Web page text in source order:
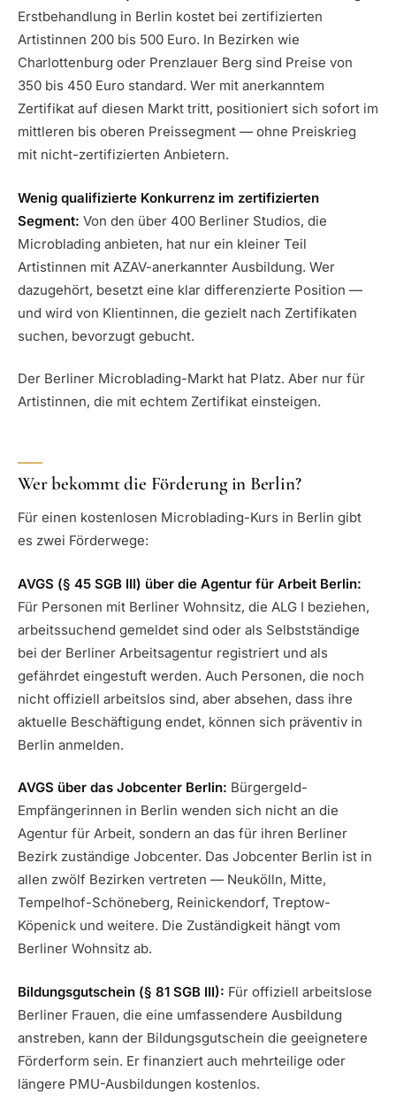
Erstbehandlung in Berlin kostet bei zertifizierten
Artistinnen 200 bis 500 Euro. In Bezirken wie
Charlottenburg oder Prenzlauer Berg sind Preise von
350 bis 450 Euro standard. Wer mit anerkanntem
Zertifikat auf diesen Markt tritt, positioniert sich sofort im
mittleren bis oberen Preissegment — ohne Preiskrieg
mit nicht-zertifizierten Anbietern.
Wenig qualifizierte Konkurrenz im zertifizierten
Segment: Von den über 400 Berliner Studios, die
Microblading anbieten, hat nur ein kleiner Teil
Artistinnen mit AZAV-anerkannter Ausbildung. Wer
dazugehört, besetzt eine klar differenzierte Position —
und wird von Klientinnen, die gezielt nach Zertifikaten
suchen, bevorzugt gebucht.
Der Berliner Microblading-Markt hat Platz. Aber nur für
Artistinnen, die mit echtem Zertifikat einsteigen.
Wer bekommt die Förderung in Berlin?
Für einen kostenlosen Microblading-Kurs in Berlin gibt
es zwei Förderwege:
AVGS (§ 45 SGB III) über die Agentur für Arbeit Berlin:
Für Personen mit Berliner Wohnsitz, die ALG I beziehen,
arbeitssuchend gemeldet sind oder als Selbstständige
bei der Berliner Arbeitsagentur registriert und als
gefährdet eingestuft werden. Auch Personen, die noch
nicht offiziell arbeitslos sind, aber absehen, dass ihre
aktuelle Beschäftigung endet, können sich präventiv in
Berlin anmelden.
AVGS über das Jobcenter Berlin: Bürgergeld-
Empfängerinnen in Berlin wenden sich nicht an die
Agentur für Arbeit, sondern an das für ihren Berliner
Bezirk zuständige Jobcenter. Das Jobcenter Berlin ist in
allen zwölf Bezirken vertreten — Neukölln, Mitte,
Tempelhof-Schöneberg, Reinickendorf, Treptow-
Köpenick und weitere. Die Zuständigkeit hängt vom
Berliner Wohnsitz ab.
Bildungsgutschein (§ 81 SGB III): Für offiziell arbeitslose
Berliner Frauen, die eine umfassendere Ausbildung
anstreben, kann der Bildungsgutschein die geeignetere
Förderform sein. Er finanziert auch mehrteilige oder
längere PMU-Ausbildungen kostenlos.